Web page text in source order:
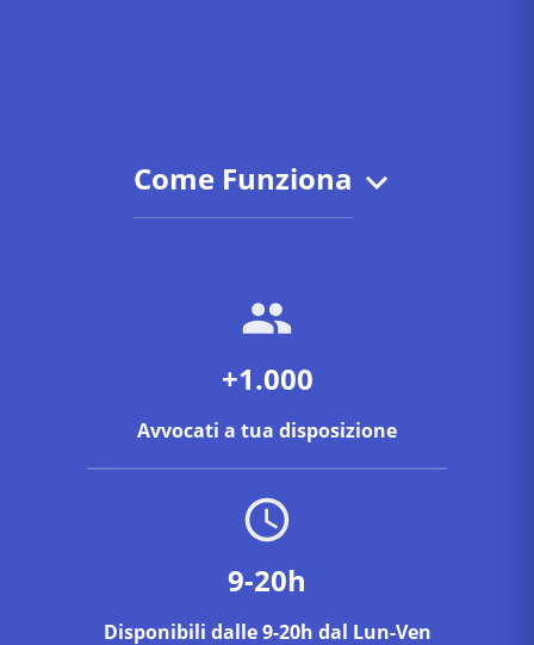
Come Funziona
+1.000
Avvocati a tua disposizione
9-20h
Disponibili dalle 9-20h dal Lun-Ven